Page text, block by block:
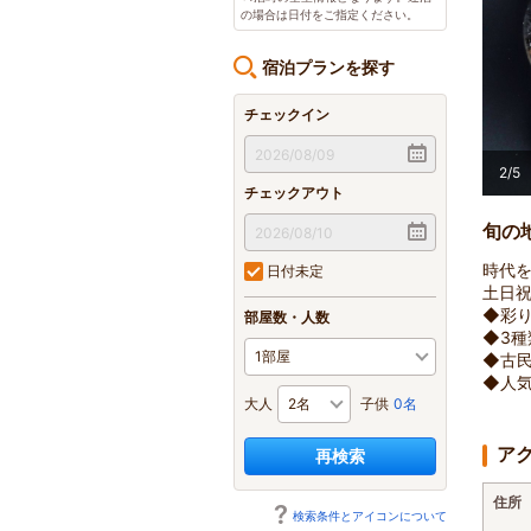
の場合は日付をご指定ください。
宿泊プランを探す
チェックイン
チェックアウト
日付未定
部屋数・人数
大人 子供 0名
再検索
検索条件とアイコンについて
2/5
旬の
時代
土日
◆彩
◆3種
◆古
◆人
ア
住所